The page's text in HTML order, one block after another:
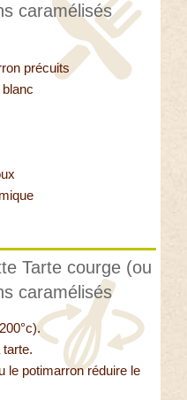
caramélisés
précuits
Tarte courge (ou
caramélisés
le potimarron réduire le